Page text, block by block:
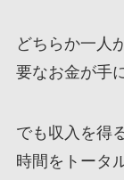
どちらか一人
要なお金が手
でも収入を得
時間をトータ